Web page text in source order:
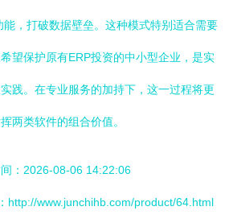
，打破数据壁垒。这种模式特别适合需要
望保护原有ERP投资的中小型企业，是实
践。在专业服务的加持下，这一过程将更
两类软件的组合价值。
：2026-08-06 14:22:06
http://www.junchihb.com/product/64.html